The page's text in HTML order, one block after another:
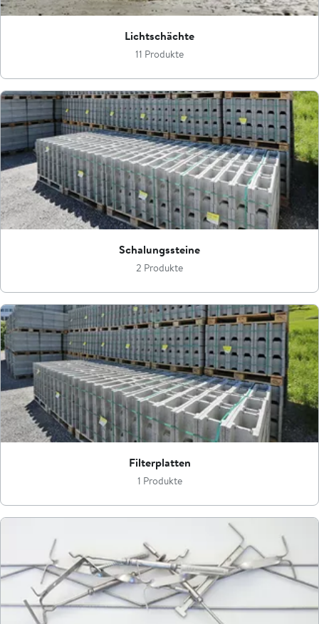
Lichtschächte
11 Produkte
Schalungssteine
2 Produkte
Filterplatten
1 Produkte